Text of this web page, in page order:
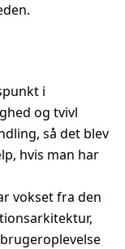
i
og tvivl
så det blev
hvis man har
vokset fra den